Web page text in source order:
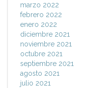
marzo 2022
febrero 2022
enero 2022
diciembre 2021
noviembre 2021
octubre 2021
septiembre 2021
agosto 2021
julio 2021